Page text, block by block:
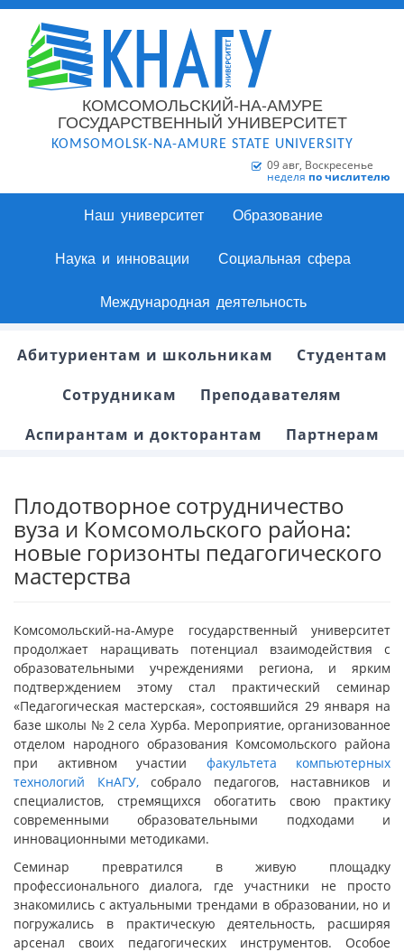
КОМСОМОЛЬСКИЙ-НА-АМУРЕ
ГОСУДАРСТВЕННЫЙ УНИВЕРСИТЕТ
KOMSOMOLSK-NA-AMURE STATE UNIVERSITY
09 авг, Воскресенье
неделя по числителю
Наш университет Образование
Наука и инновации Социальная сфера
Международная деятельность
Абитуриентам и школьникам
Студентам
Сотрудникам
Преподавателям
Аспирантам и докторантам
Партнерам
Плодотворное сотрудничество
вуза и Комсомольского района:
новые горизонты педагогического
мастерства
Комсомольский-на-Амуре государственный университет
продолжает наращивать потенциал взаимодействия с
образовательными учреждениями региона, и ярким
подтверждением этому стал практический семинар
«Педагогическая мастерская», состоявшийся 29 января на
базе школы № 2 села Хурба. Мероприятие, организованное
отделом народного образования Комсомольского района
при активном участии факультета компьютерных
технологий КнАГУ,собрало педагогов, наставников и
специалистов, стремящихся обогатить свою практику
современными образовательными подходами и
инновационными методиками.
Семинар превратился в живую площадку
профессионального диалога, где участники не просто
знакомились с актуальными трендами в образовании, но и
погружались в практическую деятельность, расширяя
арсенал своих педагогических инструментов. Особое